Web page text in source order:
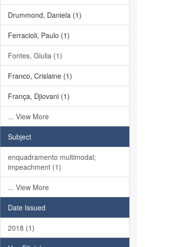
Drummond, Daniela (1)
Ferracioli, Paulo (1)
Fontes, Giulia (1)
Franco, Crislaine (1)
França, Djiovani (1)
... View More
Subject
enquadramento multimodal;
impeachment (1)
... View More
Date Issued
2018 (1)